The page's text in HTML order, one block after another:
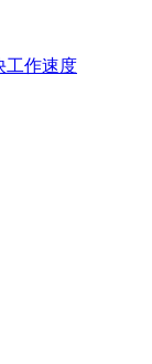
工作速度